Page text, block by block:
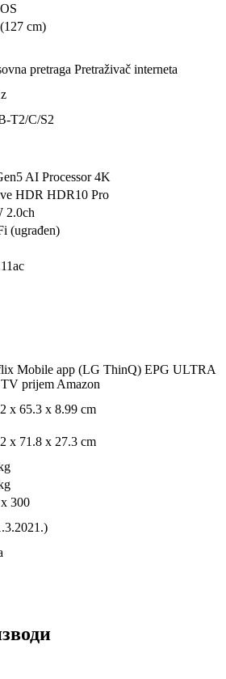
cm)
pretraga Pretraživač interneta
T2/C/S2
AI Processor 4K
HDR HDR10 Pro
2.0ch
(ugrađen)
Mobile app (LG ThinQ) EPG ULTRA
prijem Amazon
x 65.3 x 8.99 cm
x 71.8 x 27.3 cm
300